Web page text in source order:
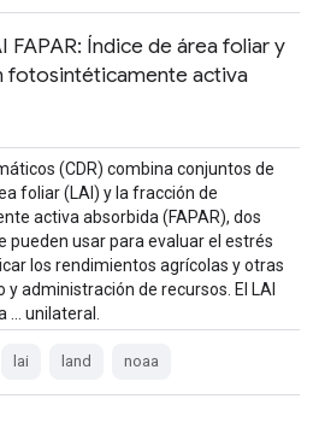
FAPAR: Índice de área foliar y
fotosintéticamente activa
(CDR) combina conjuntos de
foliar (LAI) y la fracción de
activa absorbida (FAPAR), dos
pueden usar para evaluar el estrés
los rendimientos agrícolas y otras
administración de recursos. El LAI
… unilateral.
lai land noaa